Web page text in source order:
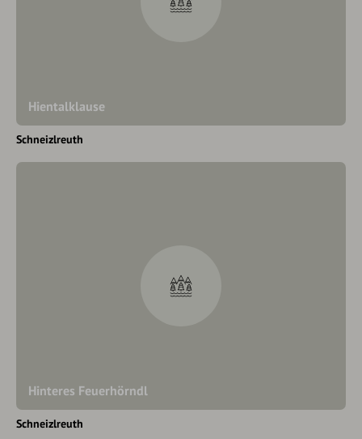
Hientalklause
Schneizlreuth
Hinteres Feuerhörndl
Schneizlreuth